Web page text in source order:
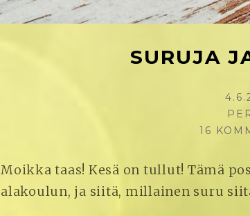
SURUJA
16
Moikka taas! Kesä on tullut! Tämä
alakoulun, ja siitä, millainen suru